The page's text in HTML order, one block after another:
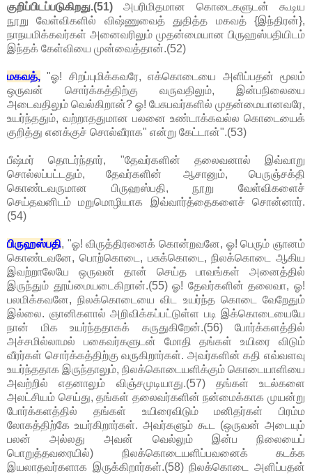
குறிப்பிடப்படுகிறது.(51) அபரிமிதமான கொடைகளுடன் கூடிய
நூறு வேள்விகளில் விஷ்ணுவைத் துதித்த மகவத் {இந்திரன்},
நாநயமிக்கவர்கள் அனைவரிலும் முதன்மையான பிருஹஸ்பதியிடம்
இந்தக் கேள்வியை முன்வைத்தான்.(52)
மகவத், "ஓ! சிறப்புமிக்கவரே, எக்கொடையை அளிப்பதன் மூலம்
ஒருவன் சொர்க்கத்திற்கு வருவதிலும், இன்பநிலையை
அடைவதிலும் வெல்கிறான்? ஓ! பேசுபவர்களில் முதன்மையானவரே,
உயர்ந்ததும், வற்றாததுமான பலனை உண்டாக்கவல்ல கொடையைக்
குறித்து எனக்குச் சொல்வீராக" என்று கேட்டான்".(53)
பீஷ்மர் தொடர்ந்தார், "தேவர்களின் தலைவனால் இவ்வாறு
சொல்லப்பட்டதும், தேவர்களின் ஆசானும், பெருஞ்சக்தி
கொண்டவருமான பிருஹஸ்பதி, நூறு வேள்விகளைச்
செய்தவனிடம் மறுமொழியாக இவ்வார்த்தைகளைச் சொன்னார்.
(54)
பிருஹஸ்பதி, "ஓ! விருத்திரனைக் கொன்றவனே, ஓ! பெரும் ஞானம்
கொண்டவனே, பொற்கொடை, பசுக்கொடை, நிலக்கொடை ஆகிய
இவற்றாலேயே ஒருவன் தான் செய்த பாவங்கள் அனைத்தில்
இருந்தும் தூய்மையடைகிறான்.(55) ஓ! தேவர்களின் தலைவா, ஓ!
பலமிக்கவனே, நிலக்கொடையை விட உயர்ந்த கொடை வேறேதும்
இல்லை. ஞானிகளால் அறிவிக்கப்பட்டுள்ள படி இக்கொடையையே
நான் மிக உயர்ந்ததாகக் கருதுகிறேன்.(56) போர்க்களத்தில்
அச்சமில்லாமல் பகைவர்களுடன் மோதி தங்கள் உயிரை விடும்
வீரர்கள் சொர்க்கத்திற்கு வருகிறார்கள். அவர்களின் கதி எவ்வளவு
உயர்ந்ததாக இருந்தாலும், நிலக்கொடையளிக்கும் கொடையாளியை
அவற்றில் எதனாலும் விஞ்சமுடியாது.(57) தங்கள் உடல்களை
அலட்சியம் செய்து, தங்கள் தலைவர்களின் நன்மைக்காக முயன்று
போர்க்களத்தில் தங்கள் உயிரைவிடும் மனிதர்கள் பிரம்ம
லோகத்திற்கே உயர்கிறார்கள். அவர்களும் கூட (ஒருவன் அடையும்
பலன் அல்லது அவன் வெல்லும் இன்ப நிலையைப்
பொறுத்தவரையில்) நிலக்கொடையளிப்பவனைக் கடக்க
இயலாதவர்களாக இருக்கிறார்கள்.(58) நிலக்கொடை அளிப்பதன்